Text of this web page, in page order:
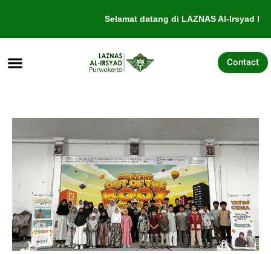
konten
Selamat datang di LAZNAS Al-Irsyad
Contact